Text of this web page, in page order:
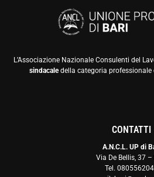
L’Associazione Nazionale Consulenti del
sindacaledella categoria professionale
CONTATTI
A.N.C.L. UP di
Via De Bellis, 37 –
Tel.